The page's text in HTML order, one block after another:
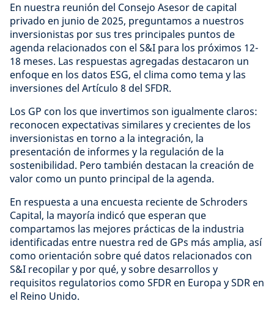
En nuestra reunión del Consejo Asesor de capital
privado en junio de 2025, preguntamos a nuestros
inversionistas por sus tres principales puntos de
agenda relacionados con el S&I para los próximos 12-
18 meses. Las respuestas agregadas destacaron un
enfoque en los datos ESG, el clima como tema y las
inversiones del Artículo 8 del SFDR.
Los GP con los que invertimos son igualmente claros:
reconocen expectativas similares y crecientes de los
inversionistas en torno a la integración, la
presentación de informes y la regulación de la
sostenibilidad. Pero también destacan la creación de
valor como un punto principal de la agenda.
En respuesta a una encuesta reciente de Schroders
Capital, la mayoría indicó que esperan que
compartamos las mejores prácticas de la industria
identificadas entre nuestra red de GPs más amplia, así
como orientación sobre qué datos relacionados con
S&I recopilar y por qué, y sobre desarrollos y
requisitos regulatorios como SFDR en Europa y SDR en
el Reino Unido.